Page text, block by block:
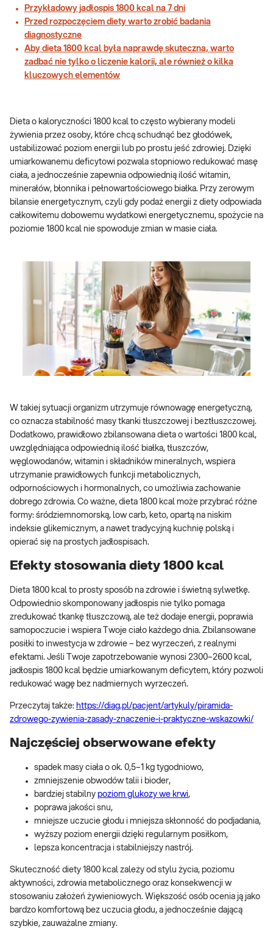
Przykładowy jadłospis 1800 kcal na 7 dni
Przed rozpoczęciem diety warto zrobić badania
diagnostyczne
Aby dieta 1800 kcal była naprawdę skuteczna, warto
zadbać nie tylko o liczenie kalorii, ale również o kilka
kluczowych elementów
Dieta o kaloryczności 1800 kcal to często wybierany modeli
żywienia przez osoby, które chcą schudnąć bez głodówek,
ustabilizować poziom energii lub po prostu jeść zdrowiej. Dzięki
umiarkowanemu deficytowi pozwala stopniowo redukować masę
ciała, a jednocześnie zapewnia odpowiednią ilość witamin,
minerałów, błonnika i pełnowartościowego białka. Przy zerowym
bilansie energetycznym, czyli gdy podaż energii z diety odpowiada
całkowitemu dobowemu wydatkowi energetycznemu, spożycie na
poziomie 1800 kcal nie spowoduje zmian w masie ciała.
W takiej sytuacji organizm utrzymuje równowagę energetyczną,
co oznacza stabilność masy tkanki tłuszczowej i beztłuszczowej.
Dodatkowo, prawidłowo zbilansowana dieta o wartości 1800 kcal,
uwzględniająca odpowiednią ilość białka, tłuszczów,
węglowodanów, witamin i składników mineralnych, wspiera
utrzymanie prawidłowych funkcji metabolicznych,
odpornościowych i hormonalnych, co umożliwia zachowanie
dobrego zdrowia. Co ważne, dieta 1800 kcal może przybrać różne
formy: śródziemnomorską, low carb, keto, opartą na niskim
indeksie glikemicznym, a nawet tradycyjną kuchnię polską i
opierać się na prostych jadłospisach.
Efekty stosowania diety 1800 kcal
Dieta 1800 kcal to prosty sposób na zdrowie i świetną sylwetkę.
Odpowiednio skomponowany jadłospis nie tylko pomaga
zredukować tkankę tłuszczową, ale też dodaje energii, poprawia
samopoczucie i wspiera Twoje ciało każdego dnia. Zbilansowane
posiłki to inwestycja w zdrowie – bez wyrzeczeń, z realnymi
efektami. Jeśli Twoje zapotrzebowanie wynosi 2300–2600 kcal,
jadłospis 1800 kcal będzie umiarkowanym deficytem, który pozwoli
redukować wagę bez nadmiernych wyrzeczeń.
Przeczytaj także: https://diag.pl/pacjent/artykuly/piramida-
zdrowego-zywienia-zasady-znaczenie-i-praktyczne-wskazowki/
Najczęściej obserwowane efekty
spadek masy ciała o ok. 0,5–1 kg tygodniowo,
zmniejszenie obwodów talii i bioder,
bardziej stabilny poziom glukozy we krwi,
poprawa jakości snu,
mniejsze uczucie głodu i mniejsza skłonność do podjadania,
wyższy poziom energii dzięki regularnym posiłkom,
lepsza koncentracja i stabilniejszy nastrój.
Skuteczność diety 1800 kcal zależy od stylu życia, poziomu
aktywności, zdrowia metabolicznego oraz konsekwencji w
stosowaniu założeń żywieniowych. Większość osób ocenia ją jako
bardzo komfortową bez uczucia głodu, a jednocześnie dającą
szybkie, zauważalne zmiany.